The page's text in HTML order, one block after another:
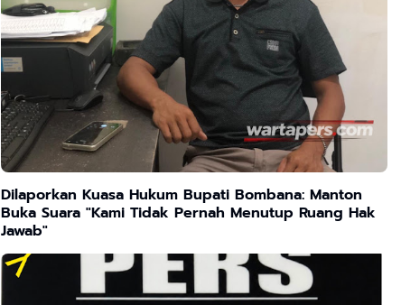
Dilaporkan Kuasa Hukum Bupati Bombana: Manton
Buka Suara "Kami Tidak Pernah Menutup Ruang Hak
Jawab"